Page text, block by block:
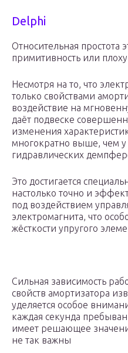
Delphi
Относительная простота
примитивность или
Несмотря на то, что
только свойствами
воздействие на
даёт подвеске
изменения
многократно выше, чем
гидравлических
Это достигается
настолько точно и
под воздействием
электромагнита, что
жёсткости упругого
Сильная зависимость
свойств амортизатора
уделяется особое
каждая секунда
имеет решающее
не так важны